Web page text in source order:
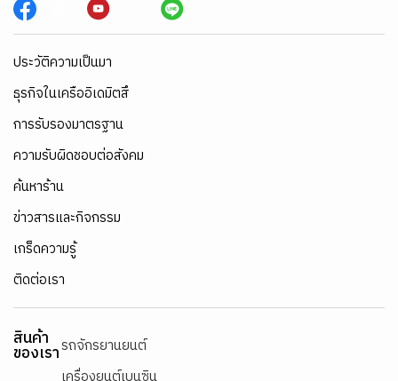
ประวัติความเป็นมา
ธุรกิจในเครืออิเดมิตสึ
การรับรองมาตรฐาน
ความรับผิดชอบต่อสังคม
ค้นหาร้าน
ข่าวสารและกิจกรรม
เกร็ดความรู้
ติดต่อเรา
สินค้า
ของเรารถจักรยานยนต์
เครื่องยนต์เบนซิน